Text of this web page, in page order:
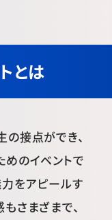
とは
接点ができ、
めのイベントで
力をアピールす
さまざまで、